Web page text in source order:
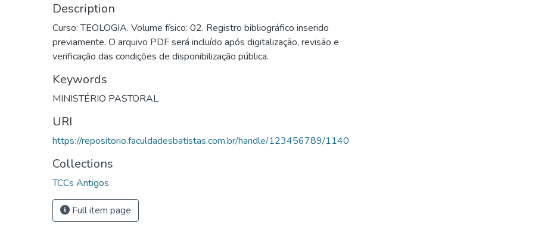
Description
Curso: TEOLOGIA. Volume físico: 02. Registro bibliográfico inserido
previamente. O arquivo PDF será incluído após digitalização, revisão e
verificação das condições de disponibilização pública.
Keywords
MINISTÉRIO PASTORAL
URI
https://repositorio.faculdadesbatistas.com.br/handle/123456789/1140
Collections
TCCs Antigos
Full item page